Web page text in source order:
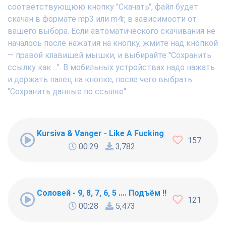
соответствующюю кнопку "Скачать", файл будет
скачан в формате mp3 или m4r, в зависимости от
вашего выбора. Если автоматического скачивания не
началось после нажатия на кнопку, жмите над кнопкой
— правой клавишей мышки, и выбирайте "Сохранить
ссылку как ...". В мобильных устройствах надо нажать
и держать палец на кнопке, после чего выбрать
"Сохранить данные по ссылке".
Kursiva & Vanger - Like A Fucking Newbie
00:29
3,782
157
Соловей - 9, 8, 7, 6, 5 .... Подъём !!!
00:28
5,473
121